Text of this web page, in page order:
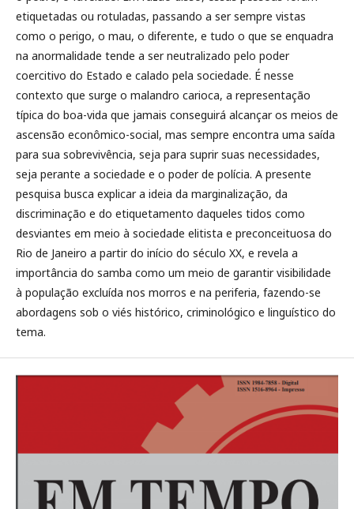
etiquetadas ou rotuladas, passando a ser sempre vistas
como o perigo, o mau, o diferente, e tudo o que se enquadra
na anormalidade tende a ser neutralizado pelo poder
coercitivo do Estado e calado pela sociedade. É nesse
contexto que surge o malandro carioca, a representação
típica do boa-vida que jamais conseguirá alcançar os meios de
ascensão econômico-social, mas sempre encontra uma saída
para sua sobrevivência, seja para suprir suas necessidades,
seja perante a sociedade e o poder de polícia. A presente
pesquisa busca explicar a ideia da marginalização, da
discriminação e do etiquetamento daqueles tidos como
desviantes em meio à sociedade elitista e preconceituosa do
Rio de Janeiro a partir do início do século XX, e revela a
importância do samba como um meio de garantir visibilidade
à população excluída nos morros e na periferia, fazendo-se
abordagens sob o viés histórico, criminológico e linguístico do
tema.